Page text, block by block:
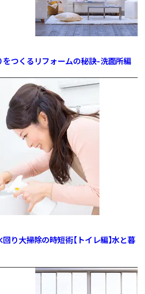
をつくるリフォームの秘訣-洗面所編
回り大掃除の時短術【トイレ編】水と暮